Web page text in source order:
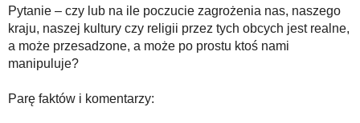
Pytanie – czy lub na ile poczucie zagrożenia nas, naszego
kraju, naszej kultury czy religii przez tych obcych jest realne,
a może przesadzone, a może po prostu ktoś nami
manipuluje?
Parę faktów i komentarzy: